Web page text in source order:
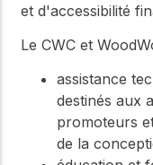
et d'accessibilité
Le CWC et
assistance
destinés aux
promoteurs
de la